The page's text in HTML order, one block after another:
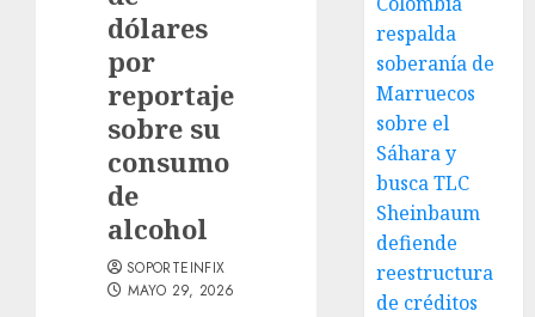
dólares
por
reportaje
sobre su
consumo
de
alcohol
SOPORTEINFIX
MAYO 29, 2026
respalda
soberanía de
Marruecos
sobre el
Sáhara y
busca TLC
Sheinbaum
defiende
reestructura
de créditos